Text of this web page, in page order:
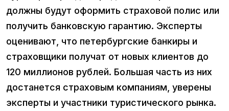
должны будут оформить страховой полис или
получить банковскую гарантию. Эксперты
оценивают, что петербургские банкиры и
страховщики получат от новых клиентов до
120 миллионов рублей. Большая часть из них
достанется страховым компаниям, уверены
эксперты и участники туристического рынка.